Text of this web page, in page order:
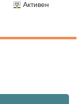
Активен